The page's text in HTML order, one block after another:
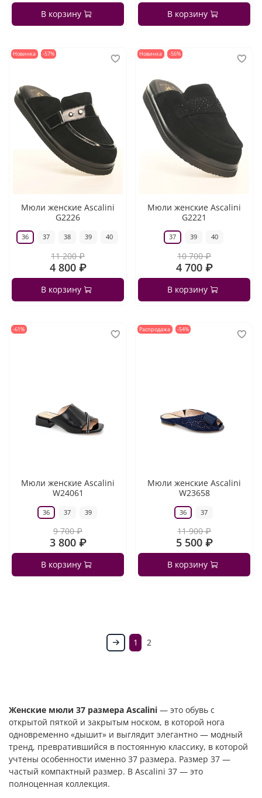
В корзину В корзину
Новинка -57%
Мюли женские Ascalini
G2226
36 37 38 39 40
11 200 ₽
4 800 ₽
В корзину
Новинка -56%
Мюли женские Ascalini
G2221
37 39 40
10 700 ₽
4 700 ₽
В корзину
-61%
Мюли женские Ascalini
W24061
36 37 39
9 700 ₽
3 800 ₽
В корзину
Распродажа -54%
Мюли женские Ascalini
W23658
36 37
11 900 ₽
5 500 ₽
В корзину
1 2
Женские мюли 37 размера Ascalini — это обувь с
открытой пяткой и закрытым носком, в которой нога
одновременно «дышит» и выглядит элегантно — модный
тренд, превратившийся в постоянную классику, в которой
учтены особенности именно 37 размера. Размер 37 —
частый компактный размер. В Ascalini 37 — это
полноценная коллекция.